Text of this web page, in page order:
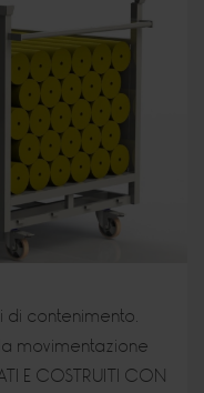
contenimento.
movimentazione
E COSTRUITI CON